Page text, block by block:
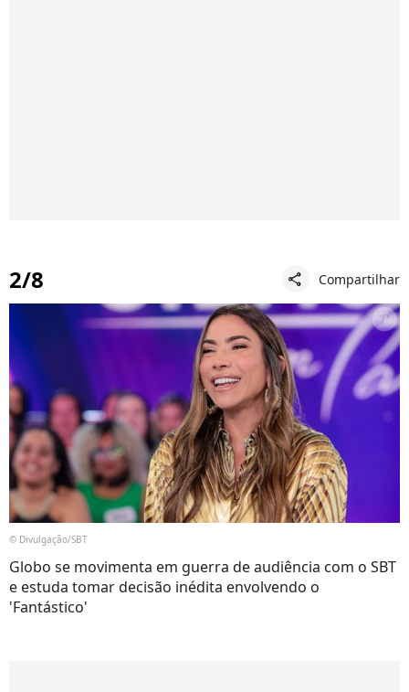
2/8 share Compartilhar
© Divulgação/SBT
Globo se movimenta em guerra de audiência com o SBT
e estuda tomar decisão inédita envolvendo o
'Fantástico'